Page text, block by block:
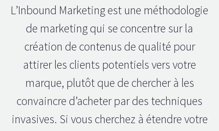
L’Inbound Marketing est une méthodologie
de marketing qui se concentre sur la
création de contenus de qualité pour
attirer les clients potentiels vers votre
marque, plutôt que de chercher à les
convaincre d’acheter par des techniques
invasives. Si vous cherchez à étendre votre